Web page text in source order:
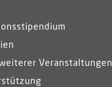
Veranstaltungen